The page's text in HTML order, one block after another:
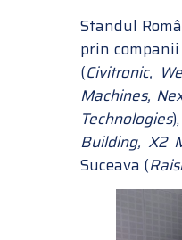
Standul
prin
(Civitronic,
Machines,
Technologies
Building, X2
Suceava (